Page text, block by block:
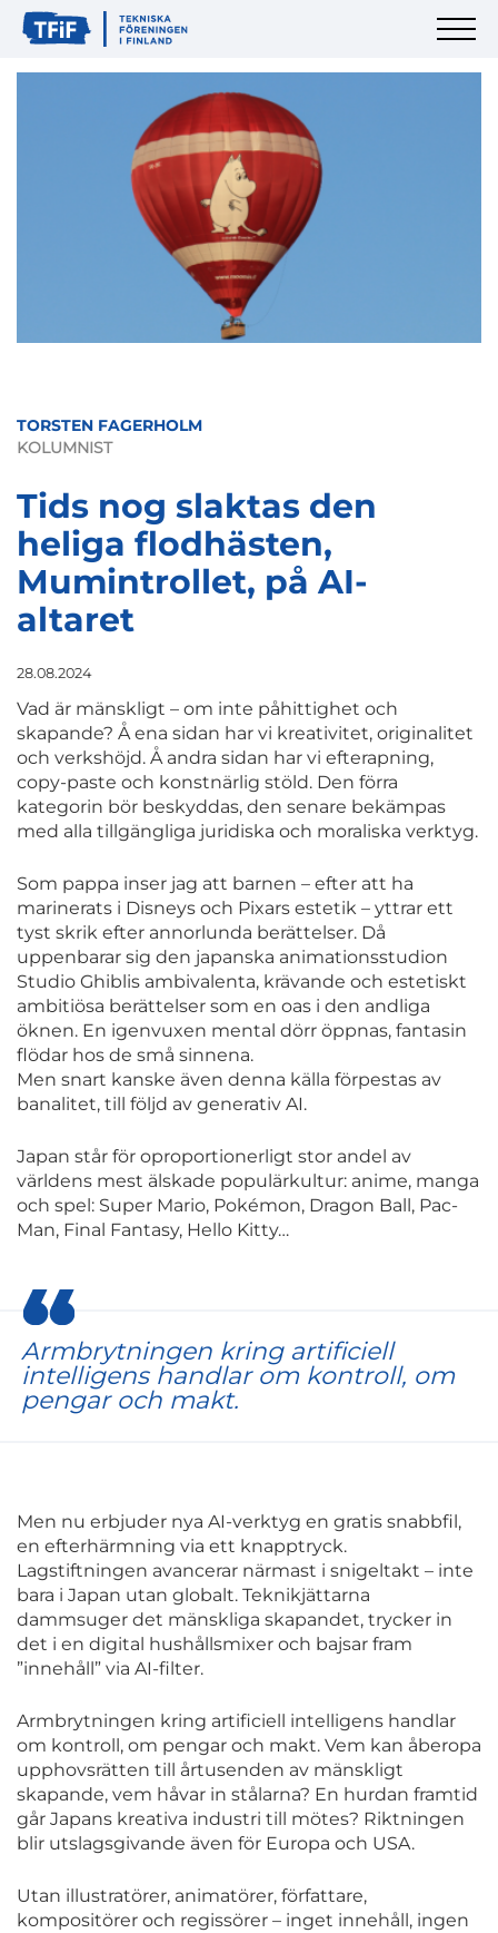
TORSTEN FAGERHOLM
KOLUMNIST
Tids nog slaktas den
heliga flodhästen,
Mumintrollet, på AI-
altaret
28.08.2024
Vad är mänskligt – om inte påhittighet och
skapande? Å ena sidan har vi kreativitet, originalitet
och verkshöjd. Å andra sidan har vi efterapning,
copy-paste och konstnärlig stöld. Den förra
kategorin bör beskyddas, den senare bekämpas
med alla tillgängliga juridiska och moraliska verktyg.
Som pappa inser jag att barnen – efter att ha
marinerats i Disneys och Pixars estetik – yttrar ett
tyst skrik efter annorlunda berättelser. Då
uppenbarar sig den japanska animationsstudion
Studio Ghiblis ambivalenta, krävande och estetiskt
ambitiösa berättelser som en oas i den andliga
öknen. En igenvuxen mental dörr öppnas, fantasin
flödar hos de små sinnena.
Men snart kanske även denna källa förpestas av
banalitet, till följd av generativ AI.
Japan står för oproportionerligt stor andel av
världens mest älskade populärkultur: anime, manga
och spel: Super Mario, Pokémon, Dragon Ball, Pac-
Man, Final Fantasy, Hello Kitty…
Armbrytningen kring artificiell
intelligens handlar om kontroll, om
pengar och makt.
Men nu erbjuder nya AI-verktyg en gratis snabbfil,
en efterhärmning via ett knapptryck.
Lagstiftningen avancerar närmast i snigeltakt – inte
bara i Japan utan globalt. Teknikjättarna
dammsuger det mänskliga skapandet, trycker in
det i en digital hushållsmixer och bajsar fram
”innehåll” via AI-filter.
Armbrytningen kring artificiell intelligens handlar
om kontroll, om pengar och makt. Vem kan åberopa
upphovsrätten till årtusenden av mänskligt
skapande, vem håvar in stålarna? En hurdan framtid
går Japans kreativa industri till mötes? Riktningen
blir utslagsgivande även för Europa och USA.
Utan illustratörer, animatörer, författare,
kompositörer och regissörer – inget innehåll, ingen